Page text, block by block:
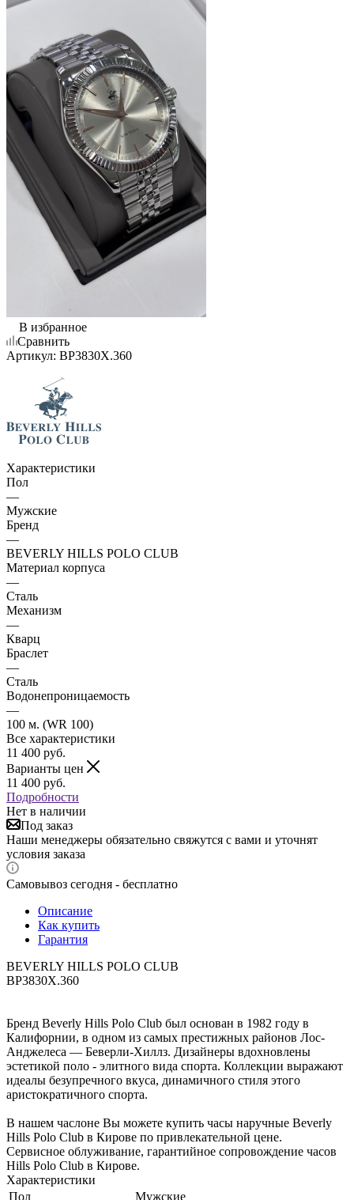
В избранное
Сравнить
Артикул: BP3830X.360
Характеристики
Пол
—
Мужские
Бренд
—
BEVERLY HILLS POLO CLUB
Материал корпуса
—
Сталь
Механизм
—
Кварц
Браслет
—
Сталь
Водонепроницаемость
—
100 м. (WR 100)
Все характеристики
11 400 руб.
Варианты цен
11 400 руб.
Подробности
Нет в наличии
Под заказ
Наши менеджеры обязательно свяжутся с вами и уточнят
условия заказа
Самовывоз сегодня - бесплатно
Описание
Как купить
Гарантия
BEVERLY HILLS POLO CLUB
BP3830X.360
Бренд Beverly Hills Polo Club был основан в 1982 году в
Калифорнии, в одном из самых престижных районов Лос-
Анджелеса — Беверли-Хиллз. Дизайнеры вдохновлены
эстетикой поло - элитного вида спорта. Коллекции выражают
идеалы безупречного вкуса, динамичного стиля этого
аристократичного спорта.
В нашем часлоне Вы можете купить часы наручные Beverly
Hills Polo Club в Кирове по привлекательной цене.
Сервисное облуживание, гарантийное сопровождение часов
Hills Polo Club в Кирове.
Характеристики
Пол
Мужские